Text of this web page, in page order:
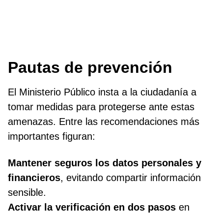
Pautas de prevención
El Ministerio Público insta a la ciudadanía a
tomar medidas para protegerse ante estas
amenazas. Entre las recomendaciones más
importantes figuran:
Mantener seguros los datos personales y
financieros, evitando compartir información
sensible.
Activar la verificación en dos pasos en